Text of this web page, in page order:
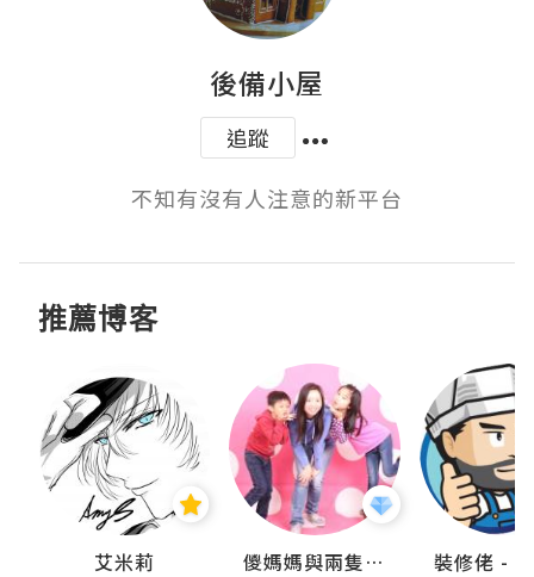
後備小屋
追蹤
不知有沒有人注意的新平台
推薦博客
艾米莉 儍媽媽與兩隻小魔怪之家